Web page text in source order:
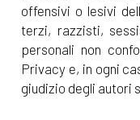
offensivi o lesivi
terzi, razzisti,
personali non
Privacy e, in ogni
giudizio degli autori